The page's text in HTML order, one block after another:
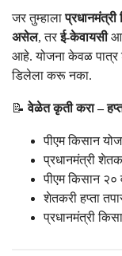
जर तुम्हालाप्रधानमंत्री
असेल, तरई-केवायसी
आहे. योजना केवळ पात्र
डिलेला करू नका.
📝वेळेत कृती करा –
पीएम किसान
प्रधानमंत्री
पीएम किसान २०
शेतकरी हप्ता
प्रधानमंत्री